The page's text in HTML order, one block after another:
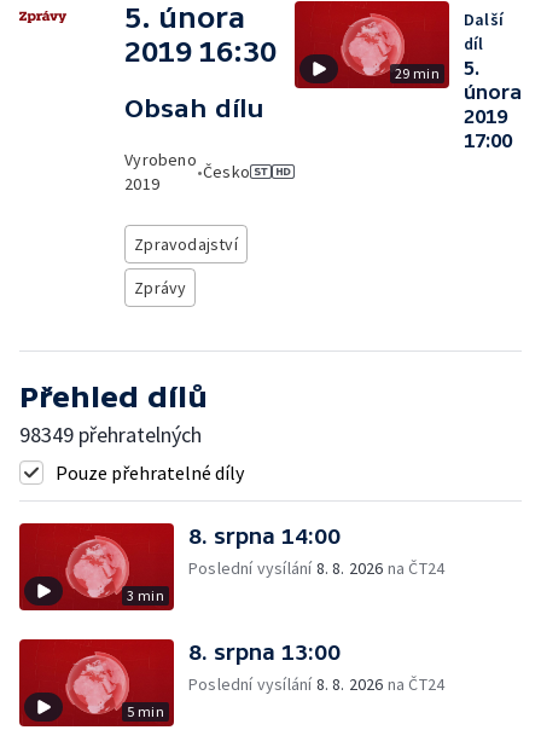
5. února
2019 16:30
Obsah dílu
Vyrobeno
2019
•Česko
Zpravodajství
Zprávy
29 min
Další
díl
5.
února
2019
17:00
Přehled dílů
98349 přehratelných
Pouze přehratelné díly
3 min
8. srpna 14:00
Poslední vysílání8. 8. 2026 na ČT24
5 min
8. srpna 13:00
Poslední vysílání8. 8. 2026 na ČT24